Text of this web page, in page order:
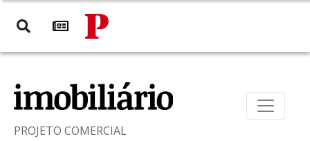
PROJETO COMERCIAL